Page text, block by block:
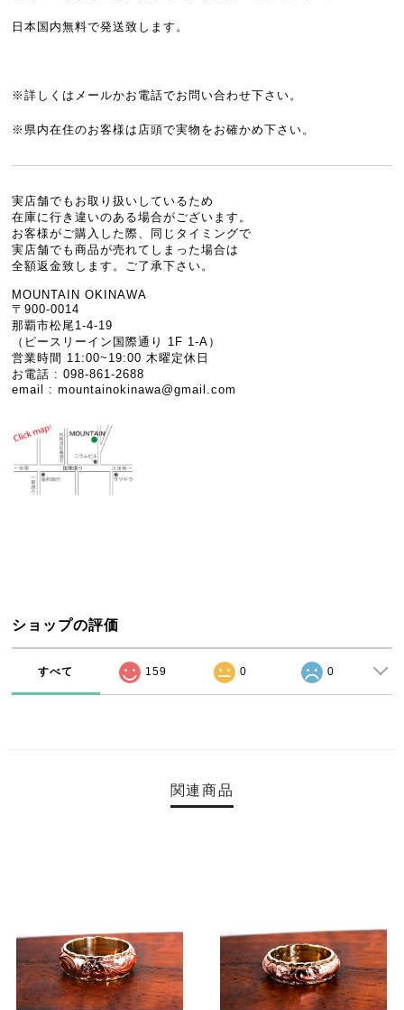
日本国内無料で発送致します。
※詳しくはメールかお電話でお問い合わせ下さい。
※県内在住のお客様は店頭で実物をお確かめ下さい。
実店舗でもお取り扱いしているため
在庫に行き違いのある場合がございます。
お客様がご購入した際、同じタイミングで
実店舗でも商品が売れてしまった場合は
全額返金致します。ご了承下さい。
MOUNTAIN OKINAWA
〒900-0014
那覇市松尾1-4-19
（ピースリーイン国際通り 1F 1-A）
営業時間 11:00~19:00 木曜定休日
お電話 : 098-861-2688
email :mountainokinawa@gmail.com
ショップの評価
すべて 159 0 0
関連商品